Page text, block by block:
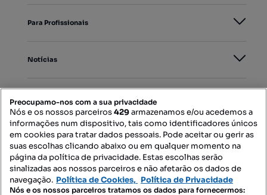
Para Profissionais
Notícias
Mapa do Site
Contacte-nos
Preocupamo-nos com a sua privacidade
Nós e os nossos parceiros429armazenamos e/ou acedemos a
informações num dispositivo, tais como identificadores únicos
em cookies para tratar dados pessoais. Pode aceitar ou gerir as
suas escolhas clicando abaixo ou em qualquer momento na
página da política de privacidade. Estas escolhas serão
sinalizadas aos nossos parceiros e não afetarão os dados de
navegação. Política de Cookies, Política de Privacidade
Nós e os nossos parceiros tratamos os dados para fornecermos: